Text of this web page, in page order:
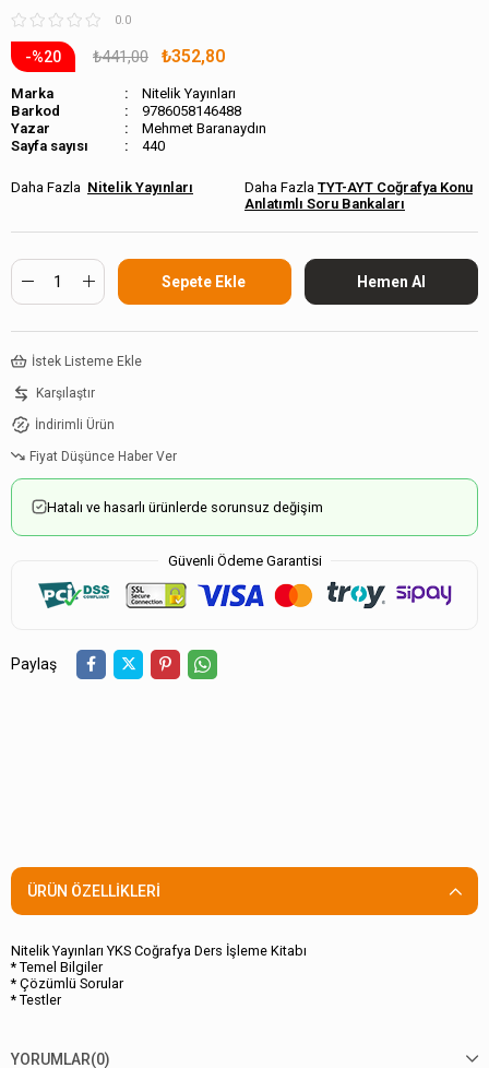
0.0
20 ₺441,00 ₺352,80
Marka
Nitelik Yayınları
Barkod
9786058146488
Mehmet Baranaydın
Sayfa sayısı
440
Nitelik Yayınları
TYT-AYT Coğrafya Konu
Anlatımlı Soru Bankaları
İstek Listeme Ekle
Karşılaştır
İndirimli Ürün
Fiyat Düşünce Haber Ver
Hatalı ve hasarlı ürünlerde sorunsuz değişim
Güvenli Ödeme Garantisi
Paylaş
ÜRÜN ÖZELLIKLERI
Nitelik Yayınları YKS Coğrafya Ders İşleme Kitabı
* Temel Bilgiler
* Çözümlü Sorular
* Testler
YORUMLAR(0)